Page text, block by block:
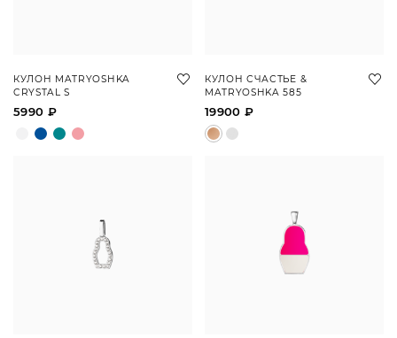
КУЛОН MATRYOSHKA
CRYSTAL S
5990 ₽
КУЛОН СЧАСТЬЕ &
MATRYOSHKA 585
19900 ₽